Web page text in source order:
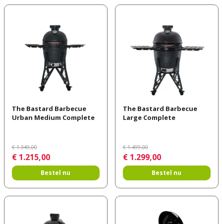
The Bastard Barbecue
Urban Medium Complete
€ 1.349,00
€ 1.215,00
Bestel nu
The Bastard Barbecue
Large Complete
€ 1.499,00
€ 1.299,00
Bestel nu